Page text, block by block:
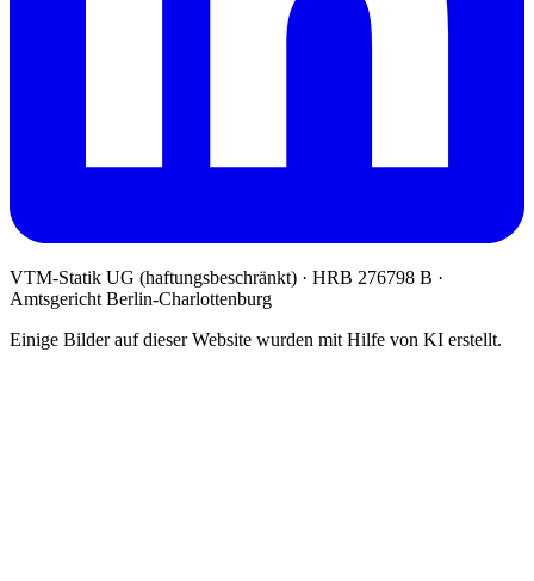
VTM-Statik UG (haftungsbeschränkt) · HRB 276798 B ·
Amtsgericht Berlin-Charlottenburg
Einige Bilder auf dieser Website wurden mit Hilfe von KI erstellt.